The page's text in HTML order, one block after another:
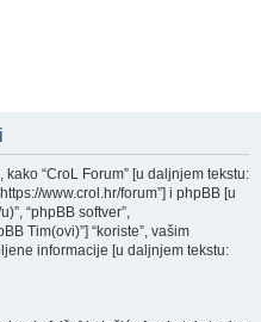
“CroL Forum” [u daljnjem tekstu:
www.crol.hr/forum”] i phpBB [u
“phpBB softver”,
Tim(ovi)”] “koriste”, vašim
informacije [u daljnjem tekstu: